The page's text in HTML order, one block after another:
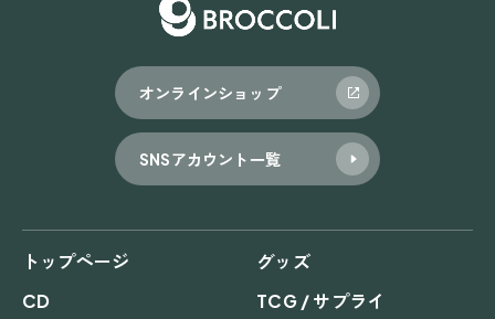
オンラインショップ
SNSアカウント一覧
トップページ
グッズ
CD
TCG / サプライ